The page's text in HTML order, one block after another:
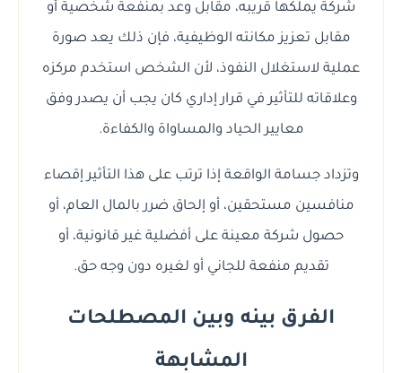
شركة يملكها قريبه، مقابل وعد بمنفعة شخصية أو
مقابل تعزيز مكانته الوظيفية، فإن ذلك يعد صورة
عملية لاستغلال النفوذ، لأن الشخص استخدم مركزه
وعلاقاته للتأثير في قرار إداري كان يجب أن يصدر وفق
معايير الحياد والمساواة والكفاءة.
وتزداد جسامة الواقعة إذا ترتب على هذا التأثير إقصاء
منافسين مستحقين، أو إلحاق ضرر بالمال العام، أو
حصول شركة معينة على أفضلية غير قانونية، أو
تقديم منفعة للجاني أو لغيره دون وجه حق.
الفرق بينه وبين المصطلحات
المشابهة